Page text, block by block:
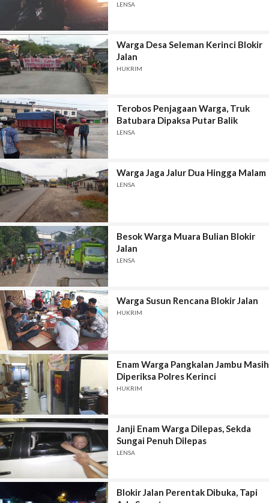
LENSA
Warga Desa Seleman Kerinci Blokir
Jalan
HUKRIM
Terobos Penjagaan Warga, Truk
Batubara Dipaksa Putar Balik
LENSA
Warga Jaga Jalur Dua Hingga Malam
LENSA
Besok Warga Muara Bulian Blokir
Jalan
LENSA
Warga Susun Rencana Blokir Jalan
HUKRIM
Enam Warga Pangkalan Jambu Masih
Diperiksa Polres Kerinci
HUKRIM
Janji Enam Warga Dilepas, Sekda
Sungai Penuh Dilepas
LENSA
Blokir Jalan Perentak Dibuka, Tapi